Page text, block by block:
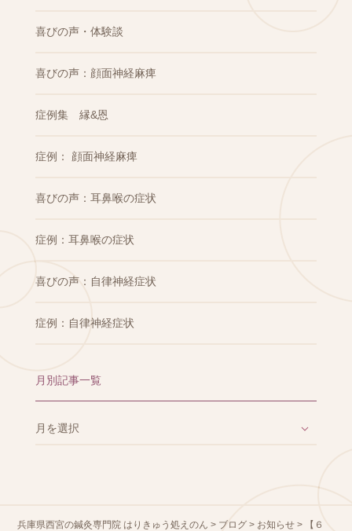
喜びの声・体験談
喜びの声：顔面神経麻痺
症例集 縁&恩
症例： 顔面神経麻痺
喜びの声：耳鼻喉の症状
症例：耳鼻喉の症状
喜びの声：自律神経症状
症例：自律神経症状
月別記事一覧
兵庫県西宮の鍼灸専門院 はりきゅう処えのん > ブログ > お知らせ >
【６